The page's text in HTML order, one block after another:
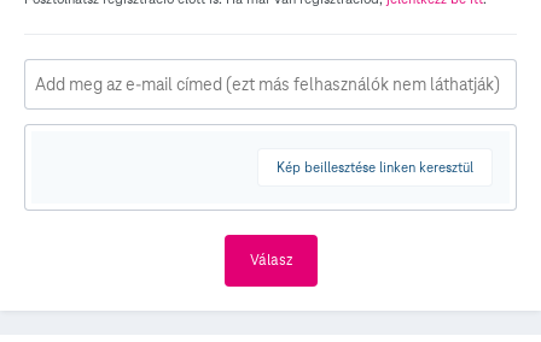
Kép beillesztése linken keresztül
Válasz